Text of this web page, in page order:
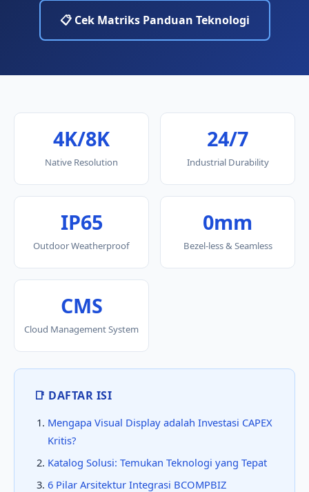
📋 Cek Matriks Panduan Teknologi
4K/8K
Native Resolution
24/7
Industrial Durability
IP65
Outdoor Weatherproof
0mm
Bezel-less & Seamless
CMS
Cloud Management System
📑 DAFTAR ISI
Mengapa Visual Display adalah Investasi CAPEX
Kritis?
Katalog Solusi: Temukan Teknologi yang Tepat
6 Pilar Arsitektur Integrasi BCOMPBIZ